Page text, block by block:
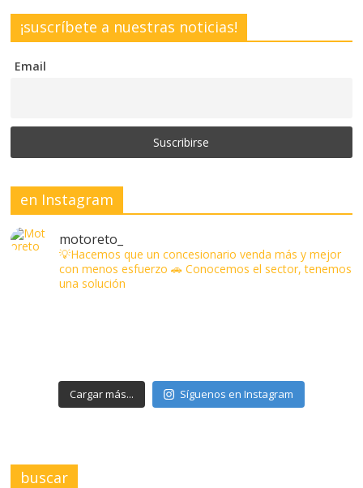
¡suscríbete a nuestras noticias!
Email
en Instagram
motoreto_
💡Hacemos que un concesionario venda más y mejor
con menos esfuerzo 🚗 Conocemos el sector, tenemos
una solución
Cargar más... Síguenos en Instagram
buscar